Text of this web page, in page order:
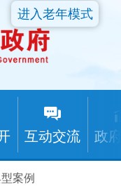
互动交流 政
进入老年模式
案例